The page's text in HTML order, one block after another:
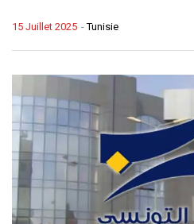
-Tunisie
15 Juillet 2025